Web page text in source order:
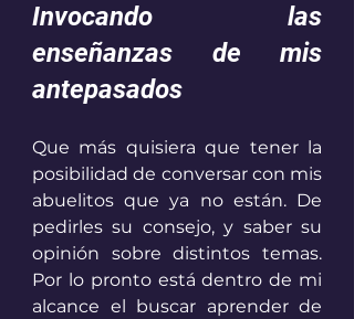
Invocando las
enseñanzas de mis
antepasados
Que más quisiera que tener la
posibilidad de conversar con mis
abuelitos que ya no están. De
pedirles su consejo, y saber su
opinión sobre distintos temas.
Por lo pronto está dentro de mi
alcance el buscar aprender de